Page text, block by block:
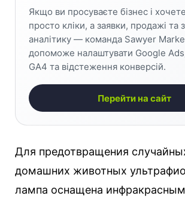
Якщо ви просуваєте бізнес і
просто кліки, а заявки, продажі та
аналітику — команда Sawyer
допоможе налаштувати Google
GA4 та відстеження конверсій.
Перейти на сайт
Для предотвращения
домашних животных
лампа оснащена